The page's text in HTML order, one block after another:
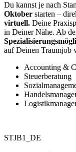
Du kannst je nach
Oktober starten –
virtuell. Deine
in Deiner Nähe. Ab
auf Deinen Traumjob
Accounting &
Steuerberatung
STJB1_DE